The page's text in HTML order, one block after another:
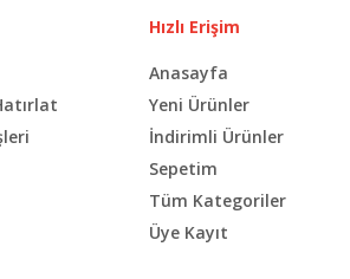
Hızlı Erişim
Anasayfa
Yeni Ürünler
İndirimli Ürünler
Sepetim
Tüm Kategoriler
Üye Kayıt